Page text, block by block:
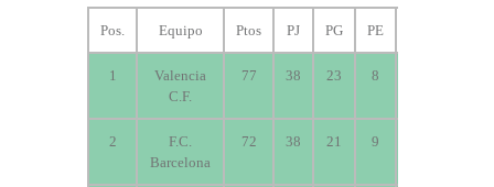
Pos. Equipo Ptos PJ PG PE
1
Valencia
C.F.
77 38 23 8
2
F.C.
Barcelona
72 38 21 9